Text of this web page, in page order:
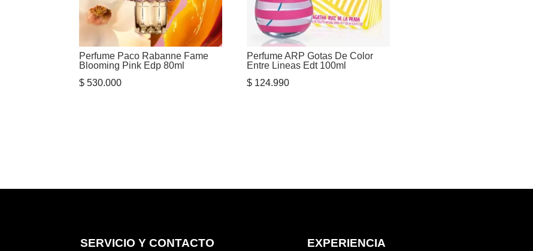
Perfume Paco Rabanne Fame
Blooming Pink Edp 80ml
$ 530.000
Perfume ARP Gotas De Color
Entre Lineas Edt 100ml
$ 124.990
SERVICIO Y CONTACTO EXPERIENCIA